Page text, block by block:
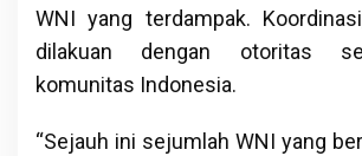
WNI yang terdampak.
dilakuan dengan otoritas
komunitas Indonesia.
“Sejauh ini sejumlah WNI yang